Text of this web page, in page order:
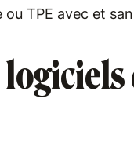
TPE avec et